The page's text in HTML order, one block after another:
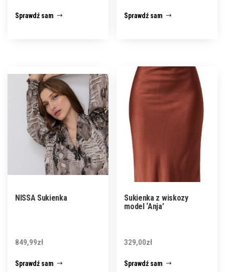
Sprawdź sam Sprawdź sam
NISSA Sukienka
849,99zł
Sprawdź sam
Sukienka z wiskozy
model ‘Anja’
329,00zł
Sprawdź sam